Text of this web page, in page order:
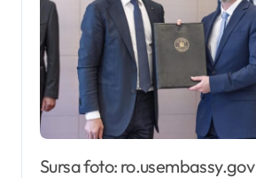
Sursa foto: ro.usembassy.gov